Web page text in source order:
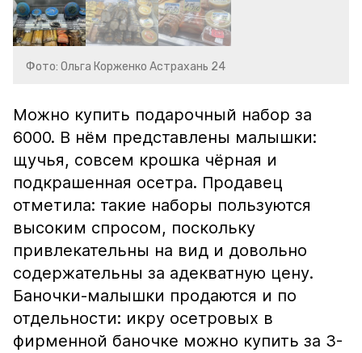
Фото: Ольга Корженко Астрахань 24
Можно купить подарочный набор за
6000. В нём представлены малышки:
щучья, совсем крошка чёрная и
подкрашенная осетра. Продавец
отметила: такие наборы пользуются
высоким спросом, поскольку
привлекательны на вид и довольно
содержательны за адекватную цену.
Баночки-малышки продаются и по
отдельности: икру осетровых в
фирменной баночке можно купить за 3-